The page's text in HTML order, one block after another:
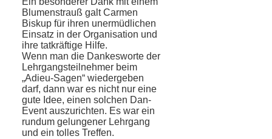
Blumenstrauß galt Carmen
Biskup für ihren unermüdlichen
Einsatz in der Organisation und
ihre tatkräftige Hilfe.
Wenn man die Dankesworte der
Lehr­gangsteilnehmer beim
„Adieu-Sagen“ wie­dergeben
darf, dann war es nicht nur eine
gute Idee, einen solchen Dan-
Event auszu­richten. Es war ein
rundum gelungener Lehrgang
und ein tolles Treffen.